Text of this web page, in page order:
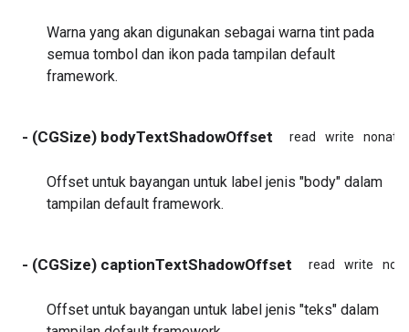
Warna yang akan digunakan sebagai warna tint pada
semua tombol dan ikon pada tampilan default
framework.
- (CGSize) bodyTextShadowOffset read write
Offset untuk bayangan untuk label jenis "body" dalam
tampilan default framework.
- (CGSize) captionTextShadowOffset read write
Offset untuk bayangan untuk label jenis "teks" dalam